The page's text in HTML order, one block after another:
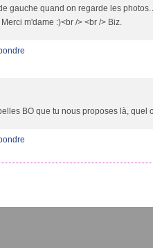
gauche quand on regarde les photos.
m'dame :)<br /> <br /> Biz.
BO que tu nous proposes là, quel